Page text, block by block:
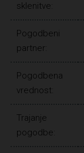
sklenitve:
Pogodbeni
partner:
Pogodbena
vrednost:
Trajanje
pogodbe: